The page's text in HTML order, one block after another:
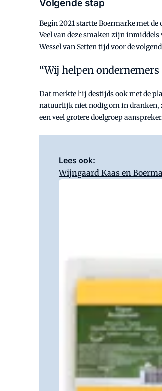
Volgende stap
Begin 2021 startte Boermarke met
Veel van deze smaken zijn
Wessel van Setten tijd voor de
Wij helpen ondernemers
Dat merkte hij destijds ook met de
natuurlijk niet nodig om in dranken,
een veel grotere doelgroep
Lees ook:
Wijngaard Kaas en